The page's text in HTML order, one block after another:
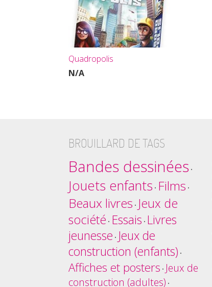
Quadropolis
N/A
BROUILLARD DE TAGS
Bandes dessinées •
Jouets enfants • Films •
Beaux livres • Jeux de
société • Essais • Livres
jeunesse • Jeux de
construction (enfants) •
Affiches et posters • Jeux de
construction (adultes) •